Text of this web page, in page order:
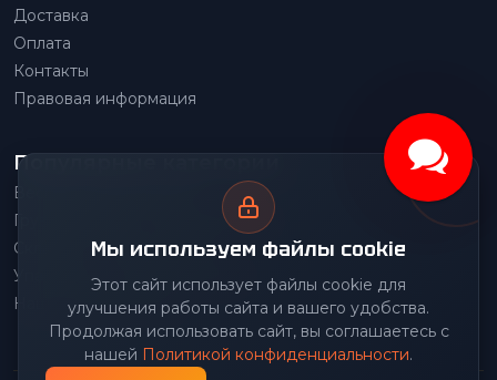
Мы используем файлы cookie
Этот сайт использует файлы cookie для
улучшения работы сайта и вашего удобства.
Продолжая использовать сайт, вы соглашаетесь с
нашей Политикой конфиденциальности.
Доставка
Оплата
Контакты
Правовая информация
Популярные категории
Весовое оборудование
Грузоподъемное оборудование
Складское оборудование
Упаковочное оборудование
Наше производство